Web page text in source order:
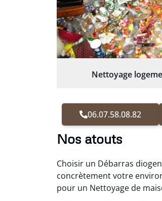
Nettoyage
06.07.58.08.82
Nos atouts
Choisir un Débarras
concrètement votre
pour un Nettoyage de